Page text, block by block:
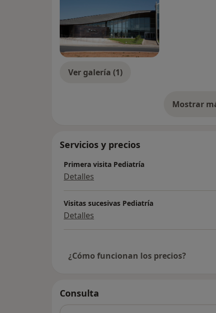
Ver galería (1)
Mostrar
Servicios y precios
Primera visita Pediatría
Detalles
Visitas sucesivas Pediatría
Detalles
¿Cómo funcionan los precios?
Consulta